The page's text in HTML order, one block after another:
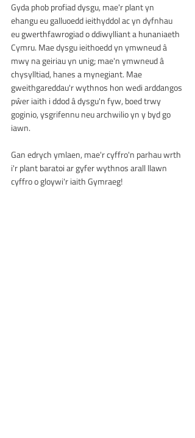
Gyda phob profiad dysgu, mae'r plant yn
ehangu eu galluoedd ieithyddol ac yn dyfnhau
eu gwerthfawrogiad o ddiwylliant a hunaniaeth
Cymru. Mae dysgu ieithoedd yn ymwneud â
mwy na geiriau yn unig; mae'n ymwneud â
chysylltiad, hanes a mynegiant. Mae
gweithgareddau'r wythnos hon wedi arddangos
pŵer iaith i ddod â dysgu'n fyw, boed trwy
goginio, ysgrifennu neu archwilio yn y byd go
iawn.
Gan edrych ymlaen, mae'r cyffro'n parhau wrth
i'r plant baratoi ar gyfer wythnos arall llawn
cyffro o gloywi'r iaith Gymraeg!